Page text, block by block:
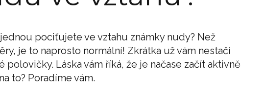
pociťujete ve vztahu známky nudy? Než
je to naprosto normální! Zkrátka už vám nestačí
polovičky. Láska vám říká, že je načase začít aktivně
to? Poradíme vám.